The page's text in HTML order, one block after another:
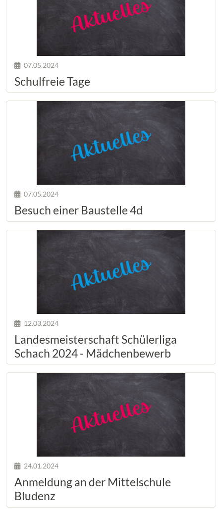
07.05.2024
Schulfreie Tage
07.05.2024
Besuch einer Baustelle 4d
12.03.2024
Landesmeisterschaft Schülerliga
Schach 2024 - Mädchenbewerb
24.01.2024
Anmeldung an der Mittelschule
Bludenz